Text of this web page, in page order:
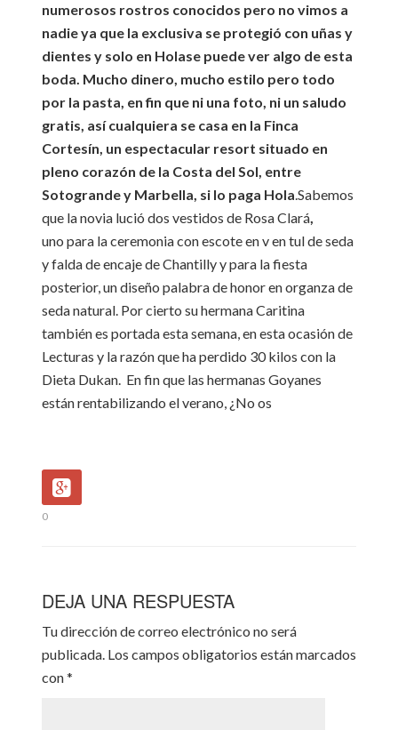
numerosos rostros conocidos pero no vimos a
nadie ya que la exclusiva se protegió con uñas y
dientes y solo en Holase puede ver algo de esta
boda. Mucho dinero, mucho estilo pero todo
por la pasta, en fin que ni una foto, ni un saludo
gratis, así cualquiera se casa en la Finca
Cortesín, un espectacular resort situado en
pleno corazón de la Costa del Sol, entre
Sotogrande y Marbella, si lo paga Hola.Sabemos
que la novia lució dos vestidos de Rosa Clará,
uno para la ceremonia con escote en v en tul de seda
y falda de encaje de Chantilly y para la fiesta
posterior, un diseño palabra de honor en organza de
seda natural. Por cierto su hermana Caritina
también es portada esta semana, en esta ocasión de
Lecturas y la razón que ha perdido 30 kilos con la
Dieta Dukan. En fin que las hermanas Goyanes
están rentabilizando el verano, ¿No os
0
DEJA UNA RESPUESTA
Tu dirección de correo electrónico no será
publicada. Los campos obligatorios están marcados
con*